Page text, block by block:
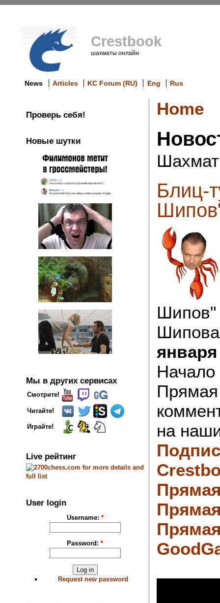
Crestbook
шахматы онлайн
News Articles KC Forum (RU) Eng Rus
Проверь себя!
Новые шутки
Мы в других сервисах
Смотрите!
Читайте!
Играйте!
Live рейтинг
User login
Username: *
Password:*
Request new password
Home
Блиц-
Шипов"
января
Прямая
на